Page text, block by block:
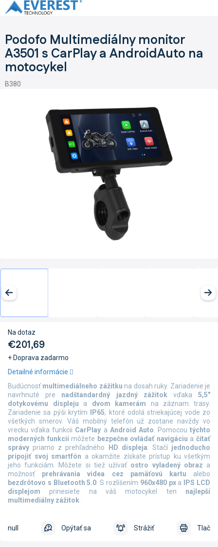
Prejsť
na
Podofo Multimediálny monitor
A3501 s CarPlay a AndroidAuto na
motocykel
B380
€201,69
+ Doprava zadarmo
Jednotková
cena:
Na dotaz
Budúcnosť multimediálneho zážitku na dosah ruky. Zariadenie je
navrhnuté pre nadštandardný jazdný zážitokvďaka5,5"
dotykovému displeju a dvom kamerám na záznam trasy.
Zariadenie sa pýši krytím
IP65, ktoré odolá striekajúcej vode zo
všetkých smerov. Váš mobilný telefón už zostane navždy vo
vrecku vďaka funkcii CarPlay a Android Auto. Pomocou týchto
moderných funkciímôžete bezpečne ovládať navigáciu ačítať
správy priamo z prehľadného HD displeja. Stačí jednoducho
pripojiť svoj smartfón a okamžite získate prístup ku všetkým
jeho funkciám. Môžete si tiež užívať ostro vyladený obraz a
možnosť prehrávania videa cez pamäťovú kartu alebo
bezdrôtovo s Bluetooth 5.0. S rozlíšením 960x480 pxa
IPS LCD
displejom prinesiete na váš motocykel ten najlepší
multimediálny zážitok.
Detailné informácie
Tlač
Opýtať sa Strážiť
null